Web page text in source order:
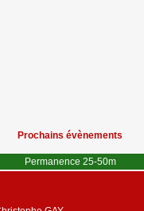
Prochains évènements
Permanence 25-50m